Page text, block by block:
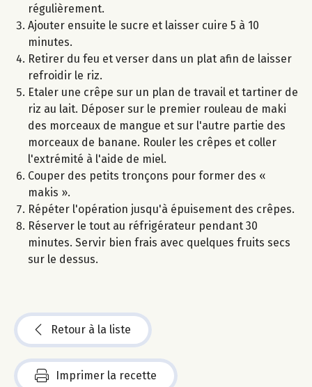
régulièrement.
Ajouter ensuite le sucre et laisser cuire 5 à 10
minutes.
Retirer du feu et verser dans un plat afin de laisser
refroidir le riz.
Etaler une crêpe sur un plan de travail et tartiner de
riz au lait. Déposer sur le premier rouleau de maki
des morceaux de mangue et sur l'autre partie des
morceaux de banane. Rouler les crêpes et coller
l'extrémité à l'aide de miel.
Couper des petits tronçons pour former des «
makis ».
Répéter l'opération jusqu'à épuisement des crêpes.
Réserver le tout au réfrigérateur pendant 30
minutes. Servir bien frais avec quelques fruits secs
sur le dessus.
Retour à la liste
Imprimer la recette